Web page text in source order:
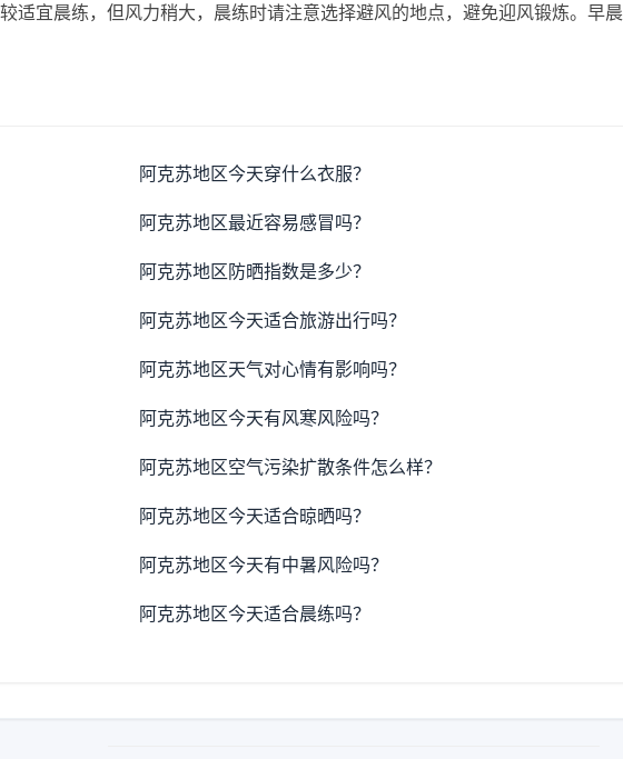
适宜晨练，但风力稍大，晨练时请注意选择避风的地点，避免迎风锻炼。早晨
阿克苏地区今天穿什么衣服？
阿克苏地区最近容易感冒吗？
阿克苏地区防晒指数是多少？
阿克苏地区今天适合旅游出行吗？
阿克苏地区天气对心情有影响吗？
阿克苏地区今天有风寒风险吗？
阿克苏地区空气污染扩散条件怎么样？
阿克苏地区今天适合晾晒吗？
阿克苏地区今天有中暑风险吗？
阿克苏地区今天适合晨练吗？